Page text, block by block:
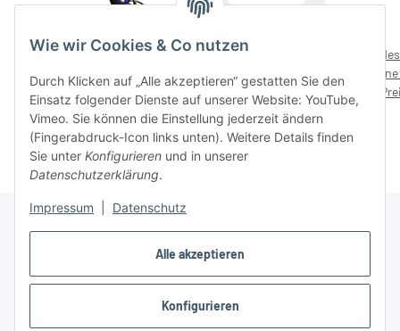
Alle akzeptieren
Konfigurieren
Wie wir Cookies & Co nutzen
Durch Klicken auf „Alle akzeptieren“ gestatten Sie den
Einsatz folgender Dienste auf unserer Website: YouTube,
Vimeo. Sie können die Einstellung jederzeit ändern
(Fingerabdruck-Icon links unten). Weitere Details finden
Sie unter Konfigurieren und in unserer
Datenschutzerklärung.
Impressum Datenschutz
Klappmesser III – ohne
Preisaufdruck
Preise nach Anmeldung
sichtbar
LED Tent Lamp Blue HT –
ohne Preisaufdruck
Preise nach Anmeldung
sichtbar
Gesetzliche Informationen